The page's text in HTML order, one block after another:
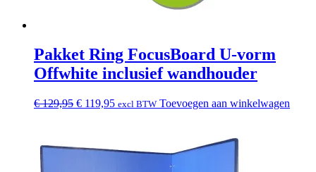
Pakket Ring FocusBoard U-vorm
Offwhite inclusief wandhouder
€129,95 Oorspronkelijke
€ 119,95Huidige
excl BTW Toevoegen aan winkelwagen